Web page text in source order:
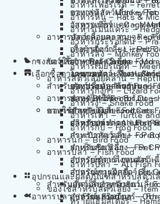
อาหารเฟอร์เร็ต –
อาหารหนู – Rats &
อาหารเม่นแคระ –
อาหารกระรอกดิน –
อาหารลิง – Monkey
อาหารเมียร์แคท –
อาหารสัตว์เลี้อยคลาน –
อาหารกิ้งก่า – Lizard
อาหารงู – Snake Food
อาหารเต่า – Turtle
อาหารกบ – Frog Food
อาหารนก – Bird Food
อาหารปลา – Fish Food
อาหารปลา – All Fish
อุปกรณและผลิตภัณฑ์สำหรับสัตว์เ
ของใช้สำหรับสัตว์เลี้ยง –
ทรายแฮมสเตอร์ –
อาหารลิง – Monkey
อาหารเมียร์แคท –
อาหารสัตว์เลี้อยคลาน –
อาหารกิ้งก่า – Lizard
อาหารงู – Snake Food
อาหารเต่า – Turtle
อาหารกบ – Frog Food
อาหารนก – Bird Food
อาหารปลา – Fish Food
อาหารปลา – All Fish
ของเล่นสัตว์เลี้ยง – Pet
วัสดุรองกรง – Cage
ปลอกคอและสายจูง –
เสื้อผ้าสัตว์เลี้ยง – Pet
ของใช้สำหรับสัตว์เลี้ยง –
โดมนอนและที่นอนสัตว์
ของประดับสำหรับนก –
หลอดไฟให้ความร้อน –
ของใช้สำหรับผู้เลี้ยง – Items
ผลิตภัณฑ์ทำความสะอา
กระเป๋าสัตว์เลี้ยง – Pet
รถเข็นสัตว์เลี้ยง – Pet
อุปกรณ์ตัดแต่งขนสัตว์เ
อุปกรณ์การฝึกสัตว์เลี้ยง
แก็ดเจ็ตสำหรับสัตว์เลี้ย
อุปกรณ์เสริมอื่นๆ –
กรงสัตว์เลี้ยง – Pet Cages
เลือกซื้อตามหมวดสัตว์เลี้ยง –
สำหรับสัตว์เลี้ยงลูกด้วยนม –
สำหรับสุนัข – For Dogs
สำหรับแมว – For Cats
สำหรับกระต่าย – For
สำหรับกระรอก – For
สำหรับชินชิล่า – For
สำหรับชูการ์ไกลเดอร์ –
สำหรับหนูแกสบี้ – For
สำหรับสัตว์เลี้ยงลูกด้วยนม –
สำหรับแฮมสเตอร์ – For
อาหารปลา – Fish Food